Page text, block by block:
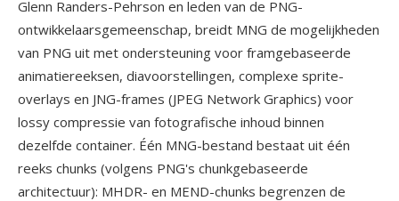
Glenn Randers-Pehrson en leden van de PNG-
ontwikkelaarsgemeenschap, breidt MNG de mogelijkheden
van PNG uit met ondersteuning voor framgebaseerde
animatiereeksen, diavoorstellingen, complexe sprite-
overlays en JNG-frames (JPEG Network Graphics) voor
lossy compressie van fotografische inhoud binnen
dezelfde container. Één MNG-bestand bestaat uit één
reeks chunks (volgens PNG's chunkgebaseerde
architectuur): MHDR- en MEND-chunks begrenzen de